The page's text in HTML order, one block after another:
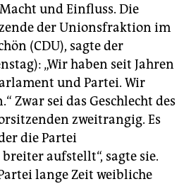
und Einfluss. Die
der Unionsfraktion im
(CDU), sagte der
„Wir haben seit Jahren
und Partei. Wir
Zwar sei das Geschlecht des
zweitrangig. Es
die Partei
aufstellt“, sagte sie.
lange Zeit weibliche